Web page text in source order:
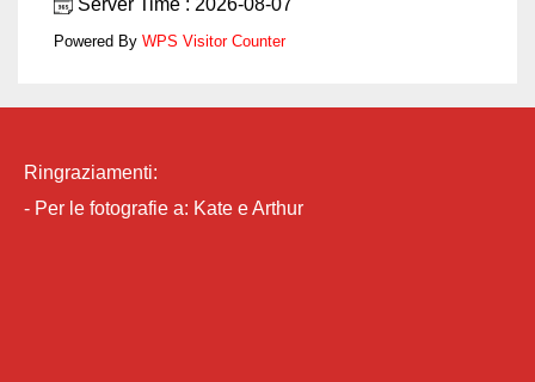
Powered By WPS Visitor Counter
Ringraziamenti:
- Per le fotografie a: Kate e Arthur